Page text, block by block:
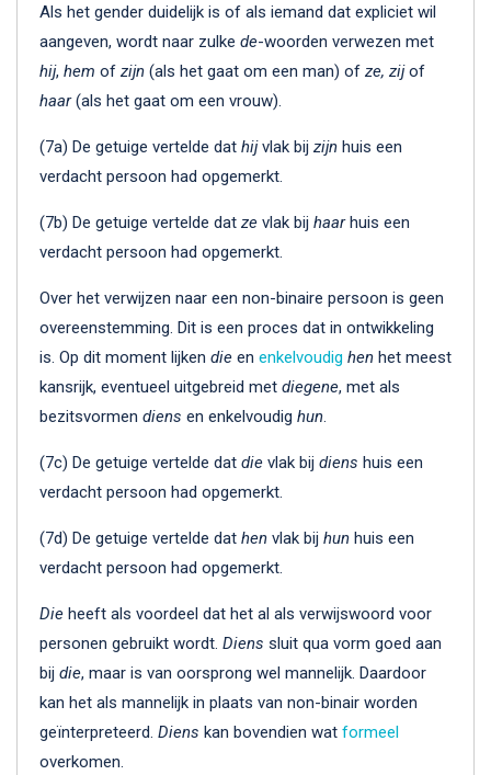
Als het gender duidelijk is of als iemand dat expliciet wil
aangeven, wordt naar zulke de-woorden verwezen met
hij, hem of zijn (als het gaat om een man) of ze, zijof
haar(als het gaat om een vrouw).
(7a) De getuige vertelde dat hijvlak bij zijn huis een
verdacht persoon had opgemerkt.
(7b) De getuige vertelde dat ze vlak bij haarhuis een
verdacht persoon had opgemerkt.
Over het verwijzen naar een non-binaire persoon is geen
overeenstemming. Dit is een proces dat in ontwikkeling
is. Op dit moment lijken die en enkelvoudig hen het meest
kansrijk, eventueel uitgebreid met diegene, met als
bezitsvormen diens en enkelvoudig hun.
(7c) De getuige vertelde dat die vlak bij diens huis een
verdacht persoon had opgemerkt.
(7d) De getuige vertelde dat hen vlak bij hun huis een
verdacht persoon had opgemerkt.
Die heeft als voordeel dat het al als verwijswoord voor
personen gebruikt wordt. Diens sluit qua vorm goed aan
bij die, maar is van oorsprong wel mannelijk. Daardoor
kan het als mannelijk in plaats van non-binair worden
geïnterpreteerd. Diens kan bovendien wat formeel
overkomen.